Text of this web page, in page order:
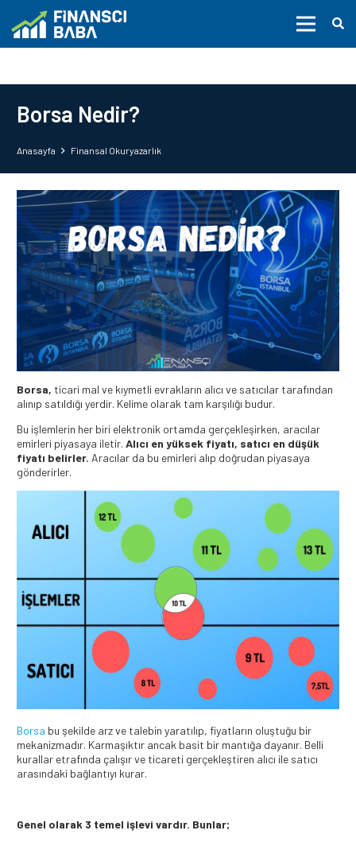
Borsa Nedir?
Anasayfa Finansal Okuryazarlık
Borsa, ticari mal ve kıymetli evrakların alıcı ve satıcılar tarafından
alınıp satıldığı yerdir. Kelime olarak tam karşılığı budur.
Bu işlemlerin her biri elektronik ortamda gerçekleşirken, aracılar
emirleri piyasaya iletir. Alıcı en yüksek fiyatı, satıcı en düşük
fiyatı belirler. Aracılar da bu emirleri alıp doğrudan piyasaya
gönderirler.
Borsa bu şekilde arz ve talebin yaratılıp, fiyatların oluştuğu bir
mekanizmadır. Karmaşıktır ancak basit bir mantığa dayanır. Belli
kurallar etrafında çalışır ve ticareti gerçekleştiren alıcı ile satıcı
arasındaki bağlantıyı kurar.
Genel olarak 3 temel işlevi vardır. Bunlar;